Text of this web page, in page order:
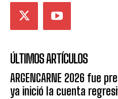
ÚLTIMOS ARTÍCULOS
ARGENCARNE 2026 fue
ya inició la cuenta